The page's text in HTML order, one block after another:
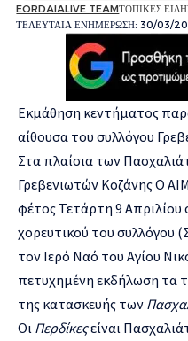
ΤΕΛΕΥΤΑΙΑ ΕΝΗΜΕΡΩΣΗ: 30/03/
EORDAIALIVE TEAMΤΟΠΙΚΕΣ
Εκμάθηση κεντήματος
αίθουσα του συλλόγου
Στα πλαίσια των
Γρεβενιωτών Κοζάνης Ο
φέτος Τετάρτη 9 Απριλίου
χορευτικού του συλλόγου
τον Ιερό Ναό του Αγίου
πετυχημένη εκδήλωση τα
της κατασκευής των
Οι Περδίκεςείναι